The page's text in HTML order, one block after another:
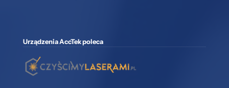
Urządzenia AccTek poleca